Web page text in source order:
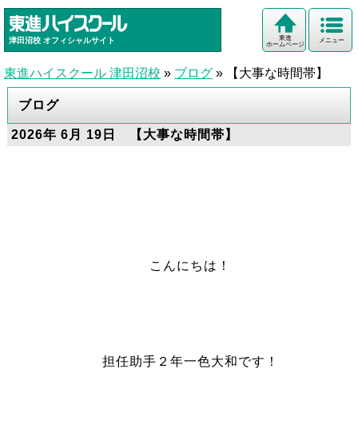
津田沼校 オフィシャルサイト メニュー
東進
ホームページ
東進ハイスクール 津田沼校 » ブログ » 【大事な時間帯】
ブログ
2026年 6月 19日 【大事な時間帯】
こんにちは！
担任助手２年一色大和です！